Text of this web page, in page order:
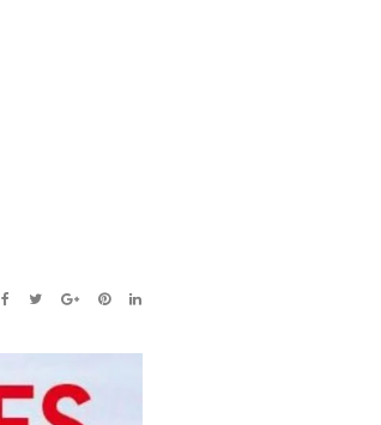
FACEBOOK
TWITTER
GOOGLE+PINTEREST
LINKEDIN